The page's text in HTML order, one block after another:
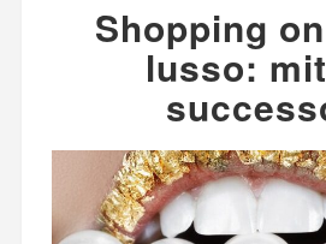
Shopping
lusso: